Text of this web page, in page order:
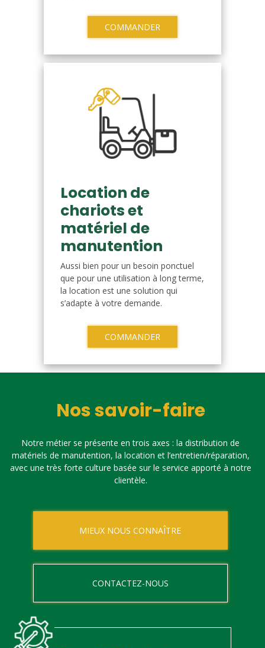
COMMANDER
Location de
chariots et
matériel de
manutention
Aussi bien pour un besoin ponctuel
que pour une utilisation à long terme,
la location est une solution qui
s’adapte à votre demande.
COMMANDER
Nos savoir-faire
Notre métier se présente en trois axes : la distribution de
matériels de manutention, la location et l’entretien/réparation,
avec une très forte culture basée sur le service apporté à notre
clientèle.
MIEUX NOUS CONNAÎTRE
CONTACTEZ-NOUS